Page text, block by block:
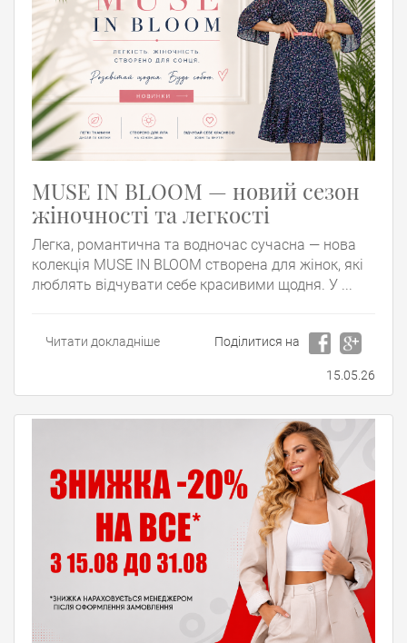
MUSE IN BLOOM — новий сезон
жіночності та легкості
Легка, романтична та водночас сучасна — нова
колекція MUSE IN BLOOM створена для жінок, які
люблять відчувати себе красивими щодня. У ...
Читати докладніше Поділитися на
15.05.26